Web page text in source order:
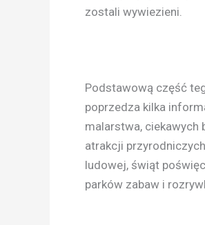
zostali wywiezieni.
Podstawową część
poprzedza kilka
malarstwa, ciekawych
atrakcji
ludowej, świąt
parków zabaw i